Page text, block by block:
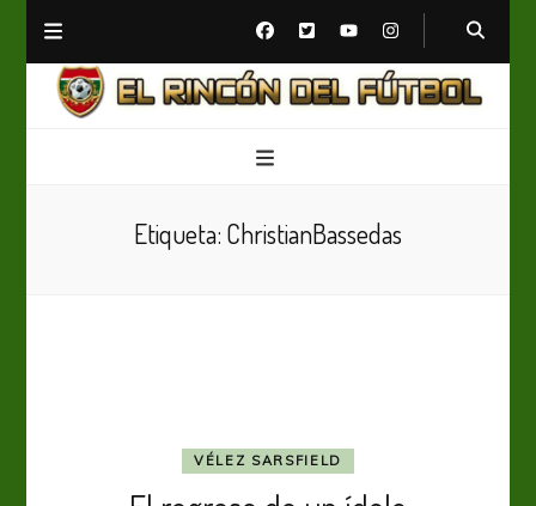
Etiqueta: ChristianBassedas
VÉLEZ SARSFIELD